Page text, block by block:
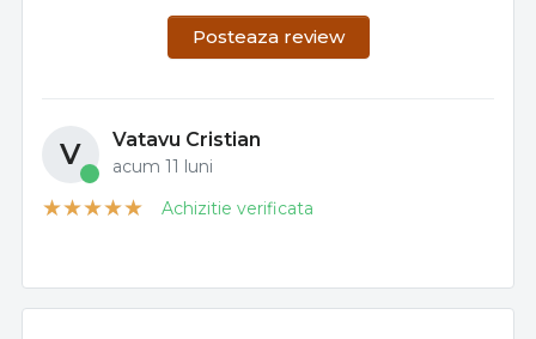
Posteaza review
V Vatavu Cristian
acum 11 luni
Achizitie verificata